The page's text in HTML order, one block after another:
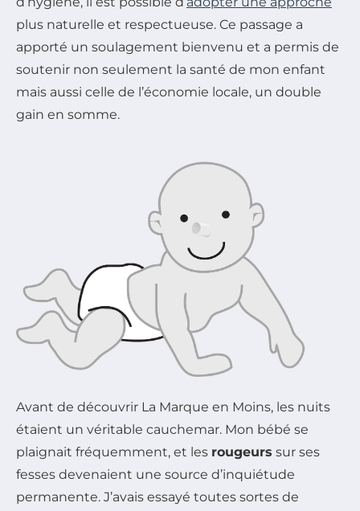
plus naturelle et respectueuse. Ce passage a
apporté un soulagement bienvenu et a permis de
soutenir non seulement la santé de mon enfant
mais aussi celle de l’économie locale, un double
gain en somme.
Avant de découvrir La Marque en Moins, les nuits
étaient un véritable cauchemar. Mon bébé se
plaignait fréquemment, et les rougeurs sur ses
fesses devenaient une source d’inquiétude
permanente. J’avais essayé toutes sortes de